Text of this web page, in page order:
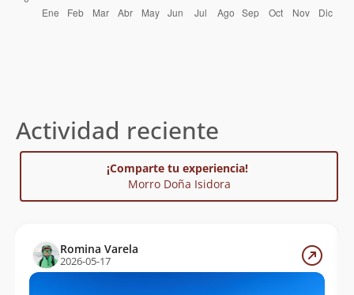
Actividad reciente
¡Comparte tu experiencia!
Morro Doña Isidora
Romina Varela
2026-05-17